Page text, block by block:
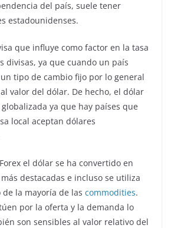
del país, suele tener
estadounidenses.
que influye como factor en la tasa
divisas, ya que cuando un país
tipo de cambio fijo por lo general
valor del dólar. De hecho, el dólar
ya que hay países que
local aceptan dólares
el dólar se ha convertido en
destacadas e incluso se utiliza
la mayoría de las commodities.
por la oferta y la demanda lo
son sensibles al valor relativo del